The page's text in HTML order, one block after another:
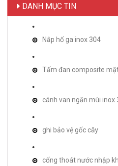
DANH MỤC TIN
Nắp hố ga inox 304
Tấm đan composite
cánh van ngăn mùi inox
ghi bảo vệ gốc cây
cống thoát nước nhập